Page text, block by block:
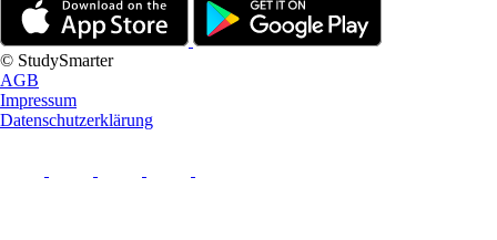
© StudySmarter
AGB
Impressum
Datenschutzerklärung